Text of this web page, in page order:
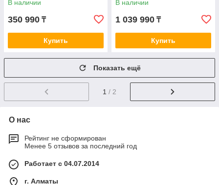
ЗУ
В наличии
350 990 ₸
Купить
без АКБ и ЗУ
В наличии
1 039 990 ₸
Купить
Показать ещё
1 / 2
О нас
Рейтинг не сформирован
Менее 5 отзывов за последний год
Работает с 04.07.2014
г. Алматы